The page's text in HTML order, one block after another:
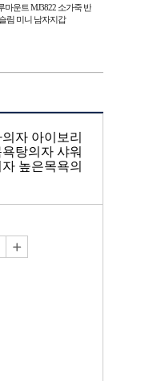
마운트 MJ3822 소가죽 반
림 미니 남자지갑
자 아이보리
탕의자 샤워
높은목욕의